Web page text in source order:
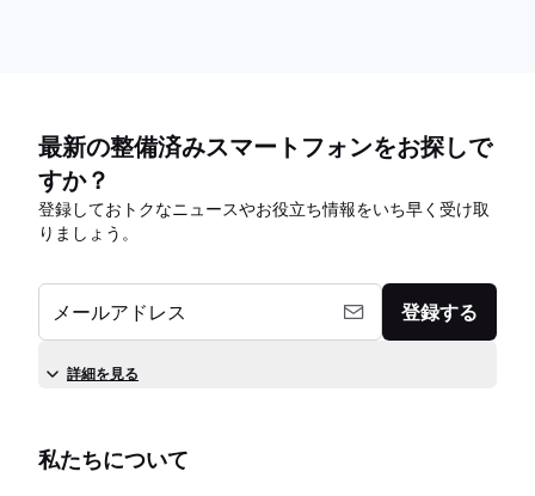
最新の整備済みスマートフォンをお探しで
すか？
登録しておトクなニュースやお役立ち情報をいち早く受け取
りましょう。
メールアドレス 登録する
詳細を見る
私たちについて